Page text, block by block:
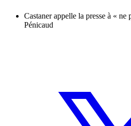
Castaner appelle la presse à «
Pénicaud